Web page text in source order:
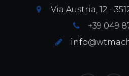
Via Austria, 12 -
+39 049